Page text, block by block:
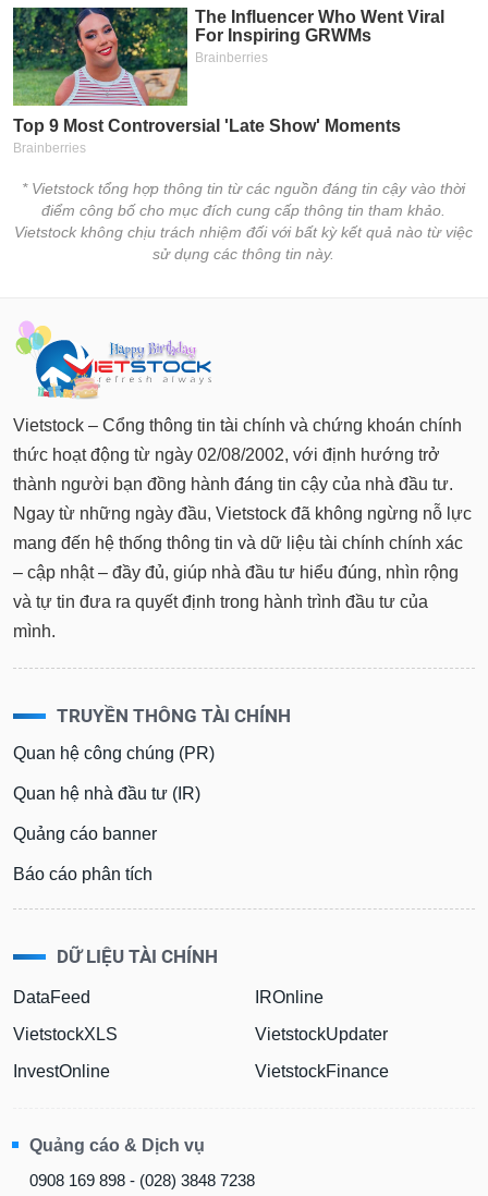
* Vietstock tổng hợp thông tin từ các nguồn đáng tin cậy vào thời
điểm công bố cho mục đích cung cấp thông tin tham khảo.
Vietstock không chịu trách nhiệm đối với bất kỳ kết quả nào từ việc
sử dụng các thông tin này.
Vietstock – Cổng thông tin tài chính và chứng khoán chính
thức hoạt động từ ngày 02/08/2002, với định hướng trở
thành người bạn đồng hành đáng tin cậy của nhà đầu tư.
Ngay từ những ngày đầu, Vietstock đã không ngừng nỗ lực
mang đến hệ thống thông tin và dữ liệu tài chính chính xác
– cập nhật – đầy đủ, giúp nhà đầu tư hiểu đúng, nhìn rộng
và tự tin đưa ra quyết định trong hành trình đầu tư của
mình.
TRUYỀN THÔNG TÀI CHÍNH
Quan hệ công chúng (PR)
Quan hệ nhà đầu tư (IR)
Quảng cáo banner
Báo cáo phân tích
DỮ LIỆU TÀI CHÍNH
DataFeed
VietstockXLS
InvestOnline
IROnline
VietstockUpdater
VietstockFinance
Quảng cáo & Dịch vụ
0908 169 898 - (028) 3848 7238
Công
cụ
đầu
tài
chính
Dữ
tài
chính